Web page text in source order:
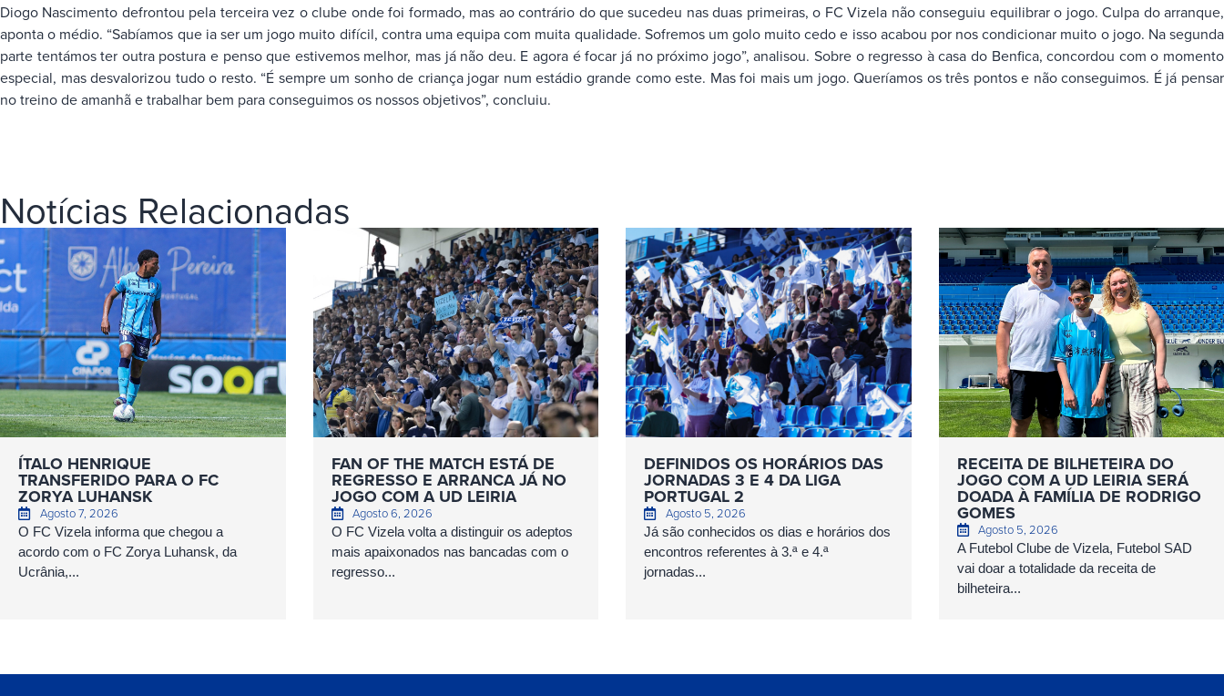
Diogo Nascimento defrontou pela terceira vez o clube onde foi formado, mas ao contrário do que sucedeu nas duas primeiras, o FC Vizela não conseguiu equilibrar o jogo. Culpa do arranque,
aponta o médio. “Sabíamos que ia ser um jogo muito difícil, contra uma equipa com muita qualidade. Sofremos um golo muito cedo e isso acabou por nos condicionar muito o jogo. Na segunda
parte tentámos ter outra postura e penso que estivemos melhor, mas já não deu. E agora é focar já no próximo jogo”, analisou. Sobre o regresso à casa do Benfica, concordou com o momento
especial, mas desvalorizou tudo o resto. “É sempre um sonho de criança jogar num estádio grande como este. Mas foi mais um jogo. Queríamos os três pontos e não conseguimos. É já pensar
no treino de amanhã e trabalhar bem para conseguimos os nossos objetivos”, concluiu.
Notícias Relacionadas
ÍTALO HENRIQUE
TRANSFERIDO PARA O FC
ZORYA LUHANSK
Agosto 7, 2026
O FC Vizela informa que chegou a
acordo com o FC Zorya Luhansk, da
Ucrânia,...
FAN OF THE MATCH ESTÁ DE
REGRESSO E ARRANCA JÁ NO
JOGO COM A UD LEIRIA
Agosto 6, 2026
O FC Vizela volta a distinguir os adeptos
mais apaixonados nas bancadas com o
regresso...
DEFINIDOS OS HORÁRIOS DAS
JORNADAS 3 E 4 DA LIGA
PORTUGAL 2
Agosto 5, 2026
Já são conhecidos os dias e horários dos
encontros referentes à 3.ª e 4.ª
jornadas...
RECEITA DE BILHETEIRA DO
JOGO COM A UD LEIRIA SERÁ
DOADA À FAMÍLIA DE RODRIGO
GOMES
Agosto 5, 2026
A Futebol Clube de Vizela, Futebol SAD
vai doar a totalidade da receita de
bilheteira...